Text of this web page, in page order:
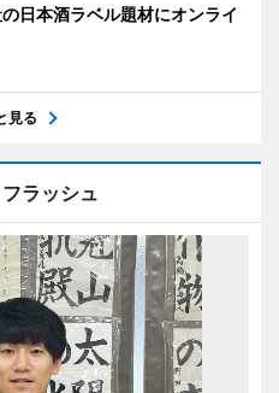
日本酒ラベル題材にオンライ
見る
ラッシュ